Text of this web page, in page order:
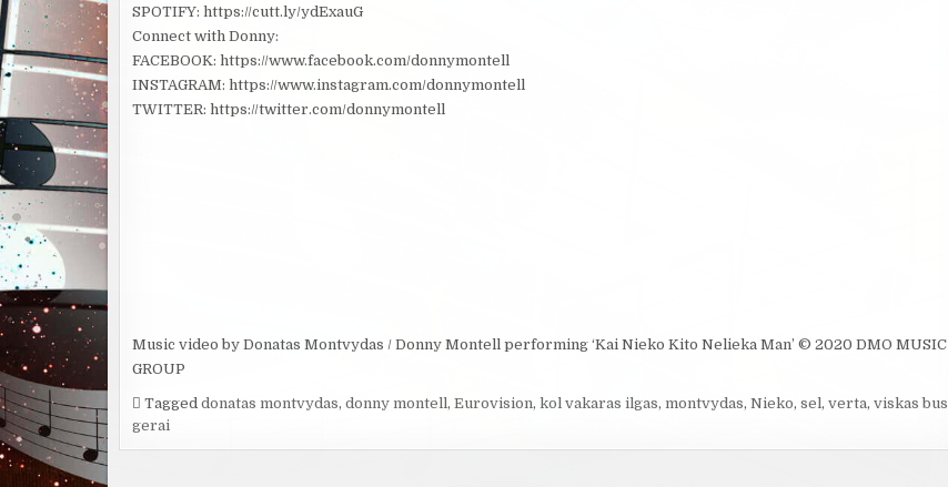
SPOTIFY: https://cutt.ly/ydExauG
Connect with Donny:
FACEBOOK: https://www.facebook.com/donnymontell
INSTAGRAM: https://www.instagram.com/donnymontell
TWITTER: https://twitter.com/donnymontell
Music video by Donatas Montvydas / Donny Montell performing ‘Kai Nieko Kito Nelieka Man’ © 2020 DMO MUSIC
GROUP
Tagged donatas montvydas, donny montell, Eurovision, kol vakaras ilgas, montvydas, Nieko, sel, verta, viskas bus
gerai